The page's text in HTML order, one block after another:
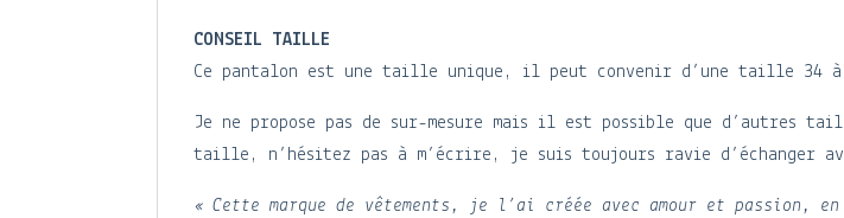
CONSEIL TAILLE
Ce pantalon est une taille unique, il peut convenir d’une taille 34
Je ne propose pas de sur-mesure mais il est possible que d’autres
taille, n’hésitez pas à m’écrire, je suis toujours ravie d’échanger
« Cette marque de vêtements, je l’ai créée avec amour et passion,